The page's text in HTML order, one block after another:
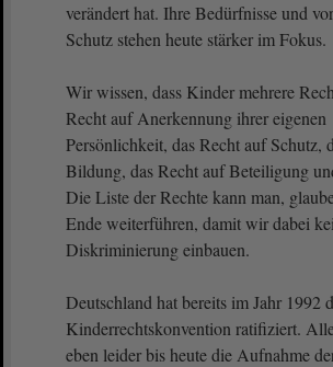
verändert hat. Ihre Bedürfnisse und
Schutz stehen heute stärker im Fokus.
Wir wissen, dass Kinder mehrere
Recht auf Anerkennung ihrer eigenen
Persönlichkeit, das Recht auf Schutz,
Bildung, das Recht auf Beteiligung
Die Liste der Rechte kann man,
Ende weiterführen, damit wir dabei
Diskriminierung einbauen.
Deutschland hat bereits im Jahr 1992
Kinderrechtskonvention ratifiziert.
eben leider bis heute die Aufnahme